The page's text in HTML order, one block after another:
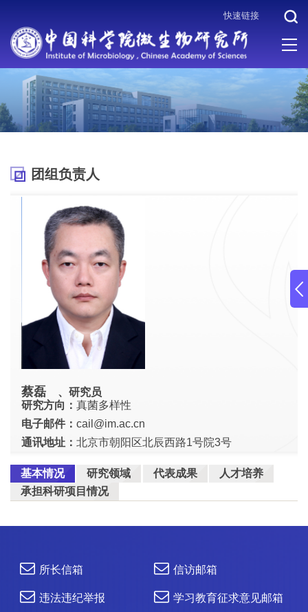
快速链接
团组负责人
蔡磊
、研究员
研究方向：真菌多样性
电子邮件：cail@im.ac.cn
通讯地址：北京市朝阳区北辰西路1号院3号
基本情况 研究领域 代表成果
人才培养
承担科研项目情况
所长信箱 信访邮箱
违法违纪举报 学习教育征求意见邮箱